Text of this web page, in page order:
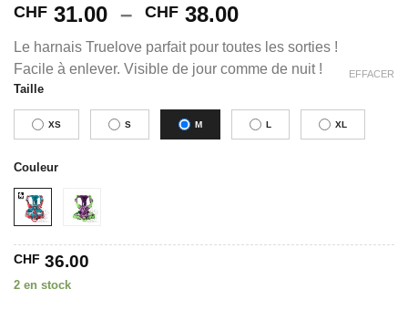
CHF 31.00 – CHF 38.00Plage
prix :
CHF 31.00
CHF 38.00
Le harnais Truelove parfait pour toutes les sorties !
Facile à enlever. Visible de jour comme de nuit !
Taille
XS S M L XL
Couleur
EFFACER
CHF 36.00
2 en stock
Alternative: